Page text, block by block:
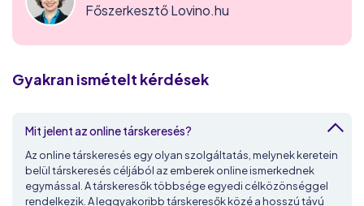
Főszerkesztő Lovino.hu
Gyakran ismételt kérdések
Mit jelent az online társkeresés?
Az online társkeresés egy olyan szolgáltatás, melynek keretein
belül társkeresés céljából az emberek online ismerkednek
egymással. A társkeresők többsége egyedi célközönséggel
rendelkezik. A leggyakoribb társkeresők közé a hosszú távú